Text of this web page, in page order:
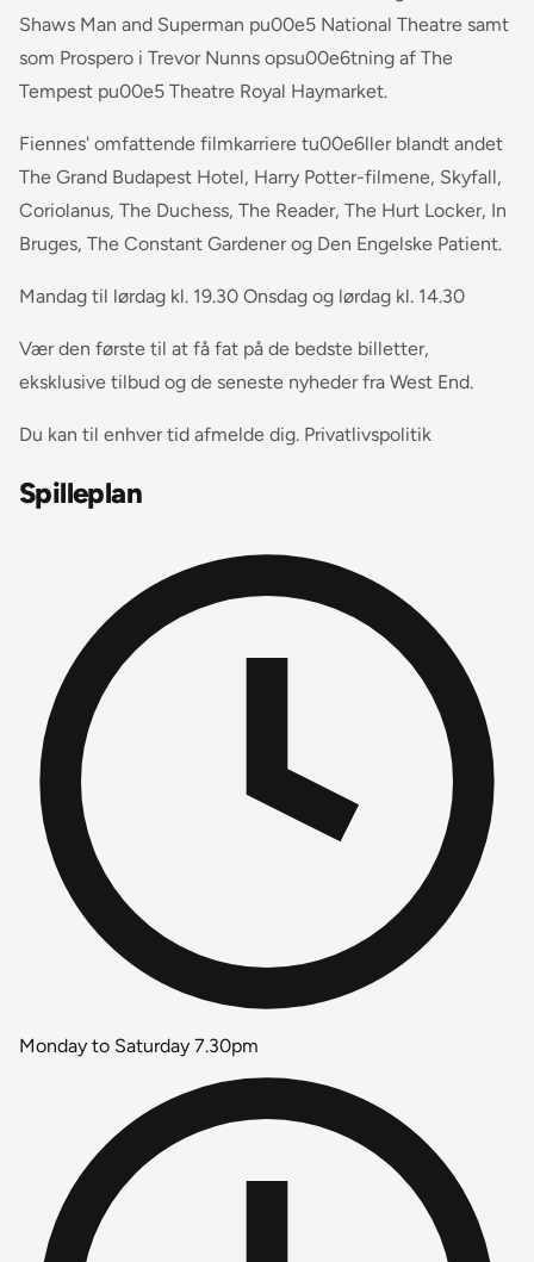
Shaws Man and Superman pu00e5 National Theatre samt
som Prospero i Trevor Nunns opsu00e6tning af The
Tempest pu00e5 Theatre Royal Haymarket.
Fiennes' omfattende filmkarriere tu00e6ller blandt andet
The Grand Budapest Hotel, Harry Potter-filmene, Skyfall,
Coriolanus, The Duchess, The Reader, The Hurt Locker, In
Bruges, The Constant Gardener og Den Engelske Patient.
Mandag til lørdag kl. 19.30 Onsdag og lørdag kl. 14.30
Vær den første til at få fat på de bedste billetter,
eksklusive tilbud og de seneste nyheder fra West End.
Du kan til enhver tid afmelde dig. Privatlivspolitik
Spilleplan
Monday to Saturday 7.30pm